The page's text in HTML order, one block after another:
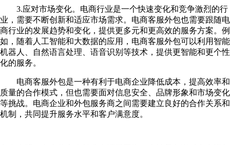
3.应对市场变化。电商行业是一个快速变化和竞争激烈的行
业，需要不断创新和适应市场需求。电商客服外包也需要跟随电
商行业的发展趋势和变化，提供更多元和更高效的服务方案。例
如，随着人工智能和大数据的应用，电商客服外包可以利用智能
机器人、自然语言处理、语音识别等技术，提供更智能和更个性
化的服务。
电商客服外包是一种有利于电商企业降低成本，提高效率和
质量的合作模式，但也需要面对信息安全、品牌形象和市场变化
等挑战。电商企业和外包服务商之间需要建立良好的合作关系和
机制，共同提升服务水平和客户满意度。